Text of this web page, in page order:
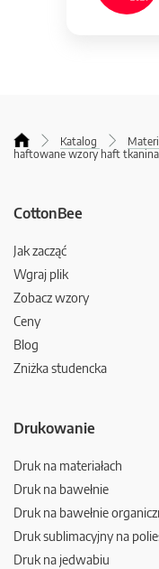
Katalog
haftowane wzory haft
CottonBee
Jak zacząć
Wgraj plik
Zobacz wzory
Ceny
Blog
Zniżka studencka
Drukowanie
Druk na materiałach
Druk na bawełnie
Druk na bawełnie
Druk sublimacyjny na
Druk na jedwabiu